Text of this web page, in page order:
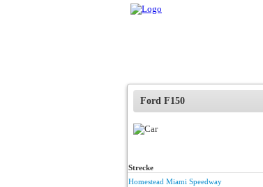
Ford F150
Strecke
Homestead Miami Speedway